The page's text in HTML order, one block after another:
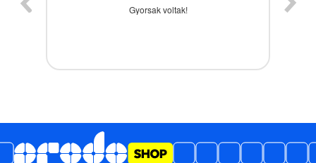
A termék időbe megérkezett,gyors kiszolgálás.